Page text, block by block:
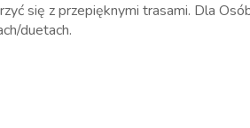
się z przepięknymi trasami. Dla
duetach.